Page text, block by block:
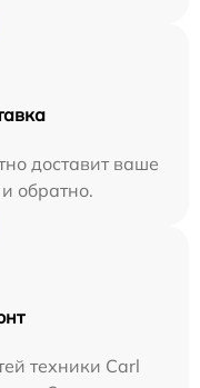
доставит ваше
обратно.
техники Carl